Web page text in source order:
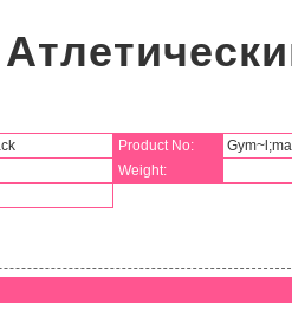
Product No:
Weight: